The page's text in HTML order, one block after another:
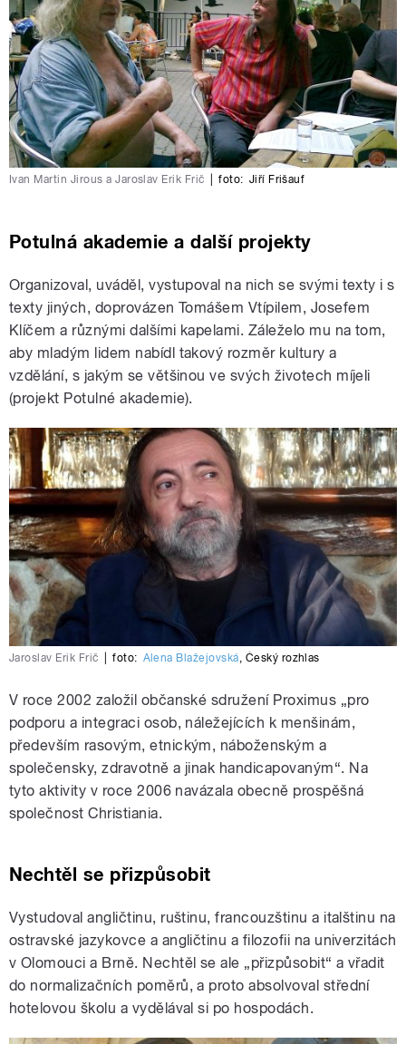
Ivan Martin Jirous a Jaroslav Erik Frič foto: Jiří Frišauf
Potulná akademie a další projekty
Organizoval, uváděl, vystupoval na nich se svými texty i s
texty jiných, doprovázen Tomášem Vtípilem, Josefem
Klíčem a různými dalšími kapelami. Záleželo mu na tom,
aby mladým lidem nabídl takový rozměr kultury a
vzdělání, s jakým se většinou ve svých životech míjeli
(projekt Potulné akademie).
Jaroslav Erik Frič foto: Alena Blažejovská, Český rozhlas
V roce 2002 založil občanské sdružení Proximus „pro
podporu a integraci osob, náležejících k menšinám,
především rasovým, etnickým, náboženským a
společensky, zdravotně a jinak handicapovaným“. Na
tyto aktivity v roce 2006 navázala obecně prospěšná
společnost Christiania.
Nechtěl se přizpůsobit
Vystudoval angličtinu, ruštinu, francouzštinu a italštinu na
ostravské jazykovce a angličtinu a filozofii na univerzitách
v Olomouci a Brně. Nechtěl se ale „přizpůsobit“ a vřadit
do normalizačních poměrů, a proto absolvoval střední
hotelovou školu a vydělával si po hospodách.